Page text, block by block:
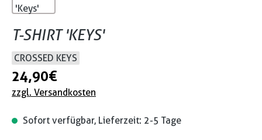
T-SHIRT 'KEYS'
CROSSED KEYS
24,90 €
zzgl. Versandkosten
Sofort verfügbar, Lieferzeit: 2-5 Tage